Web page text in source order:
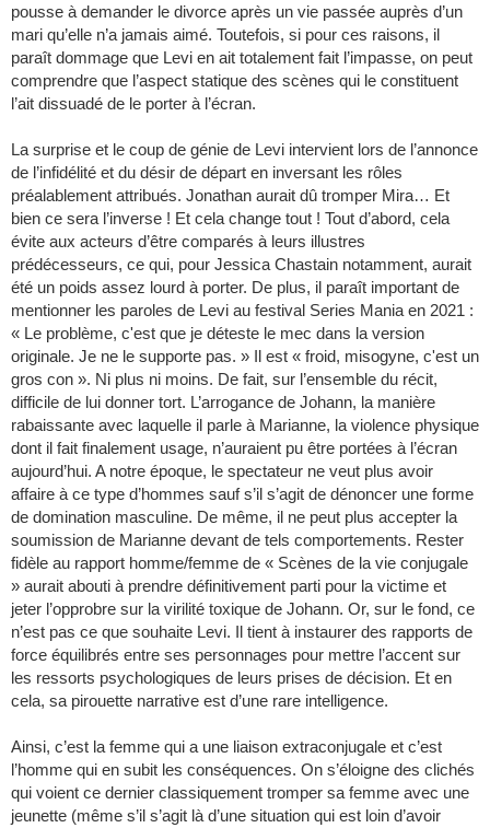
pousse à demander le divorce après un vie passée auprès d’un
mari qu’elle n’a jamais aimé. Toutefois, si pour ces raisons, il
paraît dommage que Levi en ait totalement fait l’impasse, on peut
comprendre que l’aspect statique des scènes qui le constituent
l’ait dissuadé de le porter à l’écran.
La surprise et le coup de génie de Levi intervient lors de l’annonce
de l’infidélité et du désir de départ en inversant les rôles
préalablement attribués. Jonathan aurait dû tromper Mira… Et
bien ce sera l’inverse ! Et cela change tout ! Tout d’abord, cela
évite aux acteurs d’être comparés à leurs illustres
prédécesseurs, ce qui, pour Jessica Chastain notamment, aurait
été un poids assez lourd à porter. De plus, il paraît important de
mentionner les paroles de Levi au festival Series Mania en 2021 :
« Le problème, c'est que je déteste le mec dans la version
originale. Je ne le supporte pas. » Il est « froid, misogyne, c'est un
gros con ». Ni plus ni moins. De fait, sur l’ensemble du récit,
difficile de lui donner tort. L’arrogance de Johann, la manière
rabaissante avec laquelle il parle à Marianne, la violence physique
dont il fait finalement usage, n’auraient pu être portées à l’écran
aujourd’hui. A notre époque, le spectateur ne veut plus avoir
affaire à ce type d’hommes sauf s’il s’agit de dénoncer une forme
de domination masculine. De même, il ne peut plus accepter la
soumission de Marianne devant de tels comportements. Rester
fidèle au rapport homme/femme de « Scènes de la vie conjugale
» aurait abouti à prendre définitivement parti pour la victime et
jeter l’opprobre sur la virilité toxique de Johann. Or, sur le fond, ce
n’est pas ce que souhaite Levi. Il tient à instaurer des rapports de
force équilibrés entre ses personnages pour mettre l’accent sur
les ressorts psychologiques de leurs prises de décision. Et en
cela, sa pirouette narrative est d’une rare intelligence.
Ainsi, c’est la femme qui a une liaison extraconjugale et c’est
l’homme qui en subit les conséquences. On s’éloigne des clichés
qui voient ce dernier classiquement tromper sa femme avec une
jeunette (même s’il s’agit là d’une situation qui est loin d’avoir